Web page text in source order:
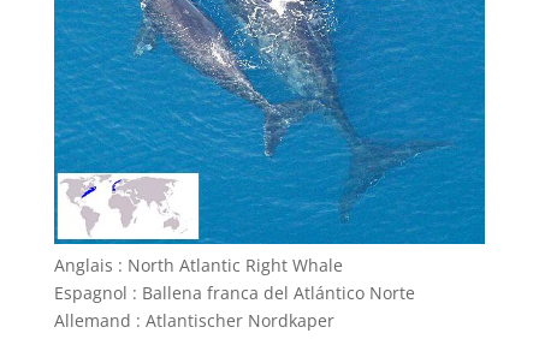
Anglais : North Atlantic Right Whale
Espagnol : Ballena franca del Atlántico Norte
Allemand : Atlantischer Nordkaper